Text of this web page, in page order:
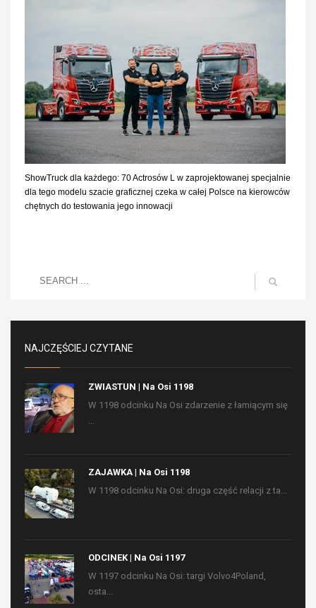
ShowTruck dla każdego: 70 Actrosów L w zaprojektowanej specjalnie
dla tego modelu szacie graficznej czeka w całej Polsce na kierowców
chętnych do testowania jego innowacji
NAJCZĘŚCIEJ CZYTANE
ZWIASTUN | Na Osi 1198
W 1198 odcinku Na Osi zdarzenie z łamiącym się
ZAJAWKA | Na Osi 1198
W 1198 odcinku Na Osi: druga część relacji z ta...
ODCINEK | Na Osi 1197
W 1197 odcinku Na Osi: targi Volvo4Poland,
osta...